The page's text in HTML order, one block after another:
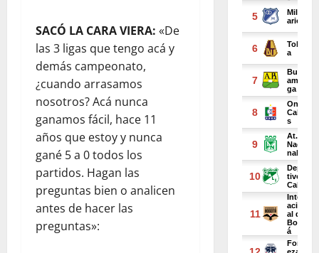
SACÓ LA CARA VIERA: «De
las 3 ligas que tengo acá y
demás campeonato,
¿cuando arrasamos
nosotros? Acá nunca
ganamos fácil, hace 11
años que estoy y nunca
gané 5 a 0 todos los
partidos. Hagan las
preguntas bien o analicen
antes de hacer las
preguntas»: